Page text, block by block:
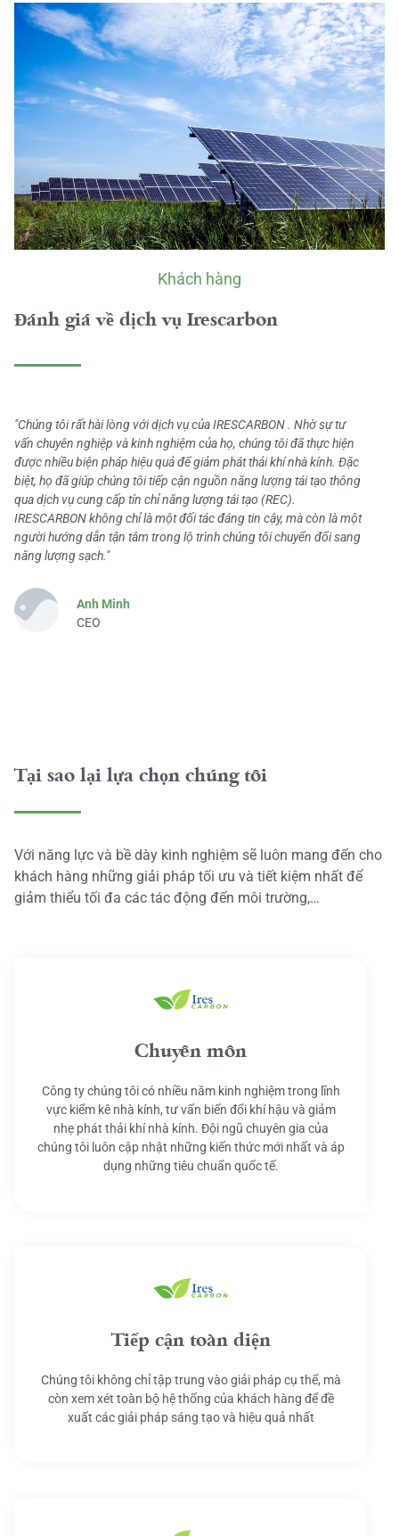
Khách hàng
Đánh giá về dịch vụ Irescarbon
"Chúng tôi rất hài lòng với dịch vụ của IRESCARBON . Nhờ sự tư
vấn chuyên nghiệp và kinh nghiệm của họ, chúng tôi đã thực hiện
được nhiều biện pháp hiệu quả để giảm phát thải khí nhà kính. Đặc
biệt, họ đã giúp chúng tôi tiếp cận nguồn năng lượng tái tạo thông
qua dịch vụ cung cấp tín chỉ năng lượng tái tạo (REC).
IRESCARBON không chỉ là một đối tác đáng tin cậy, mà còn là một
người hướng dẫn tận tâm trong lộ trình chúng tôi chuyển đổi sang
năng lượng sạch."
Anh Minh
CEO
Tại sao lại lựa chọn chúng tôi
Với năng lực và bề dày kinh nghiệm sẽ luôn mang đến cho
khách hàng những giải pháp tối ưu và tiết kiệm nhất để
giảm thiểu tối đa các tác động đến môi trường,…
Chuyên môn
Công ty chúng tôi có nhiều năm kinh nghiệm trong lĩnh
vực kiểm kê nhà kính, tư vấn biến đổi khí hậu và giảm
nhẹ phát thải khí nhà kính. Đội ngũ chuyên gia của
chúng tôi luôn cập nhật những kiến thức mới nhất và áp
dụng những tiêu chuẩn quốc tế.
Tiếp cận toàn diện
Chúng tôi không chỉ tập trung vào giải pháp cụ thể, mà
còn xem xét toàn bộ hệ thống của khách hàng để đề
xuất các giải pháp sáng tạo và hiệu quả nhất